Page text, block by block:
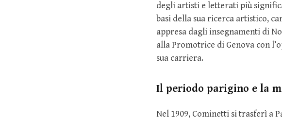
degli artisti e letterati più
basi della sua ricerca artistico,
appresa dagli insegnamenti di
alla Promotrice di Genova con
sua carriera.
Il periodo parigino e la
Nel 1909, Cominetti si trasferì a